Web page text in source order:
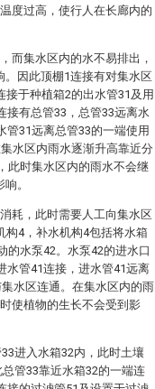
度过高，使行人在长廊内的
而集水区内的水不易排出，
。因此顶棚1连接有对集水区
于种植箱2的出水管31及用
接有总管33，总管33远离水
管31远离总管33的一端使用
水区内雨水逐渐升高靠近分
此时集水区内的雨水不会继
。
耗，此时需要人工向集水区
构4，补水机构4包括将水箱
的水泵42。水泵42的进水口
水管41连接，进水管41远离
水区连通。在集水区内的雨
使植物的生长不会受到影
进入水箱32内，此时土壤
管33靠近水箱32的一端连